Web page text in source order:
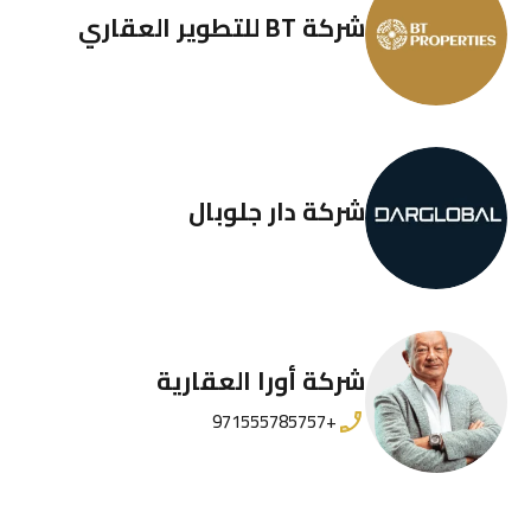
شركة BT للتطوير العقاري
شركة دار جلوبال
شركة أورا العقارية
+971555785757